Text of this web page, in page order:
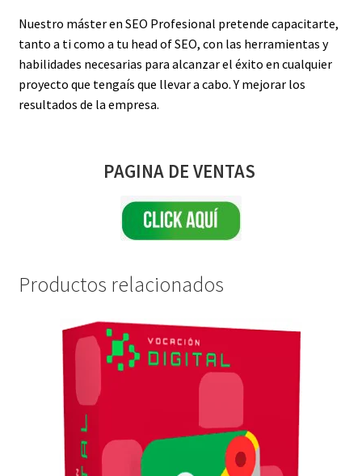
Nuestro máster en SEO Profesional pretende capacitarte,
tanto a ti como a tu head of SEO, con las herramientas y
habilidades necesarias para alcanzar el éxito en cualquier
proyecto que tengaís que llevar a cabo. Y mejorar los
resultados de la empresa.
PAGINA DE VENTAS
Productos relacionados